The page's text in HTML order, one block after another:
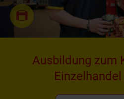
Ausbildung zum
Einzelhandel